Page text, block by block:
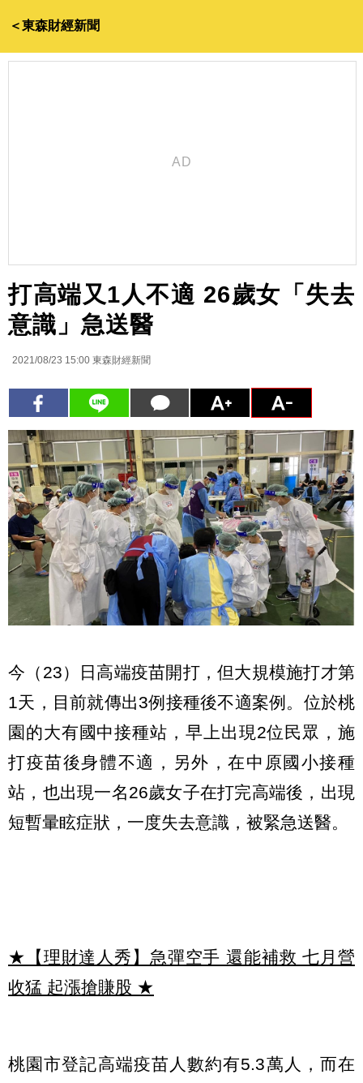
＜東森財經新聞
打高端又1人不適 26歲女「失去
意識」急送醫
2021/08/23 15:00 東森財經新聞
今（23）日高端疫苗開打，但大規模施打才第
1天，目前就傳出3例接種後不適案例。位於桃
園的大有國中接種站，早上出現2位民眾，施
打疫苗後身體不適，另外，在中原國小接種
站，也出現一名26歲女子在打完高端後，出現
短暫暈眩症狀，一度失去意識，被緊急送醫。
★【理財達人秀】急彈空手 還能補救 七月營
收猛 起漲搶賺股 ★
桃園市登記高端疫苗人數約有5.3萬人，而在